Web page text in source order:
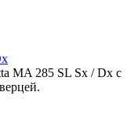
MA 285 SL Sx / Dx с